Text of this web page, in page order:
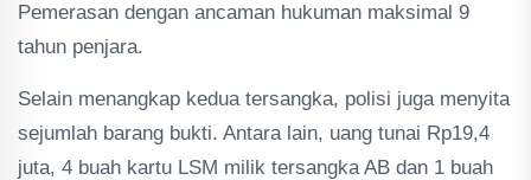
Pemerasan dengan ancaman hukuman maksimal 9
tahun penjara.
Selain menangkap kedua tersangka, polisi juga menyita
sejumlah barang bukti. Antara lain, uang tunai Rp19,4
juta, 4 buah kartu LSM milik tersangka AB dan 1 buah